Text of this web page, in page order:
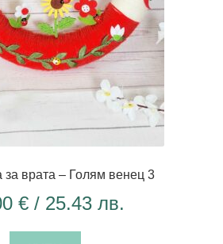
за врата – Голям венец 3
€ / 25.43 лв.